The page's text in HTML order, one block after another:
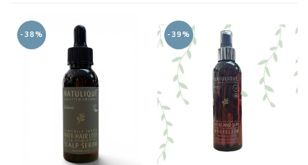
-38% -39%